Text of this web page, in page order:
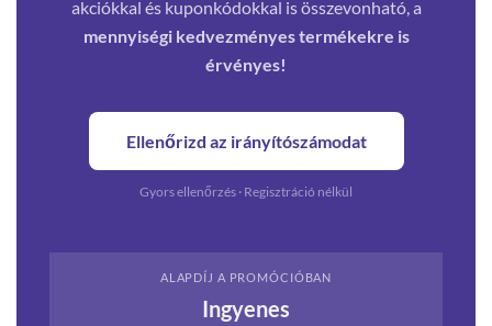
akciókkal és kuponkódokkal is összevonható, a
mennyiségi kedvezményes termékekre is
érvényes!
Ellenőrizd az irányítószámodat
Gyors ellenőrzés · Regisztráció nélkül
ALAPDÍJ A PROMÓCIÓBAN
Ingyenes